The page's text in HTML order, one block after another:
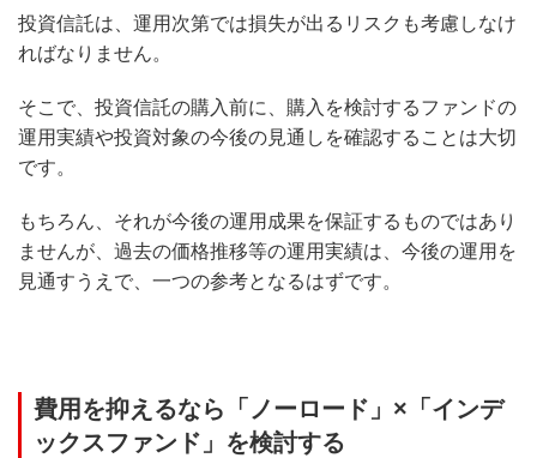
投資信託は、運用次第では損失が出るリスクも考慮しなけ
ればなりません。
そこで、投資信託の購入前に、購入を検討するファンドの
運用実績や投資対象の今後の見通しを確認することは大切
です。
もちろん、それが今後の運用成果を保証するものではあり
ませんが、過去の価格推移等の運用実績は、今後の運用を
見通すうえで、一つの参考となるはずです。
費用を抑えるなら「ノーロード」×「インデ
ックスファンド」を検討する